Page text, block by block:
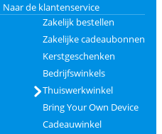
Naar de klantenservice
Zakelijk bestellen
Zakelijke cadeaubonnen
Kerstgeschenken
Bedrijfswinkels
Thuiswerkwinkel
Bring Your Own Device
Cadeauwinkel